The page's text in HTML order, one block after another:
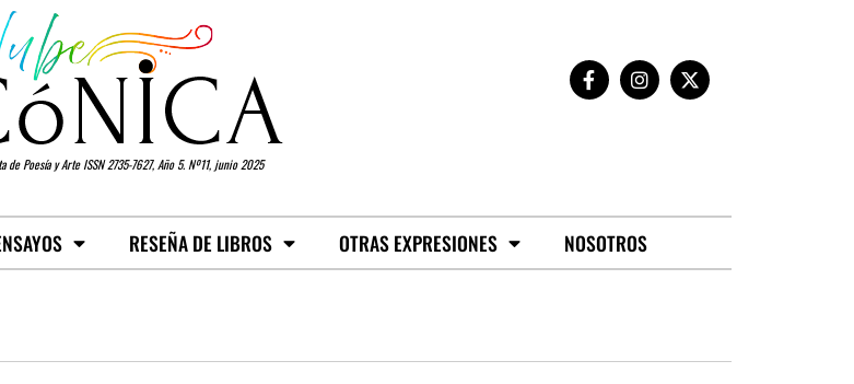
de Poesía y Arte ISSN 2735-7627, Año 5. Nº11, junio 2025
RESEÑA DE LIBROS OTRAS EXPRESIONES NOSOTROS